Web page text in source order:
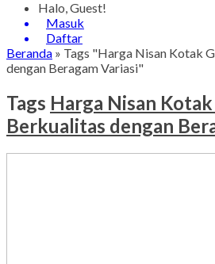
Halo, Guest!
Masuk
Daftar
Beranda » Tags "Harga Nisan Kotak
dengan Beragam Variasi"
Tags Harga Nisan
Berkualitas dengan